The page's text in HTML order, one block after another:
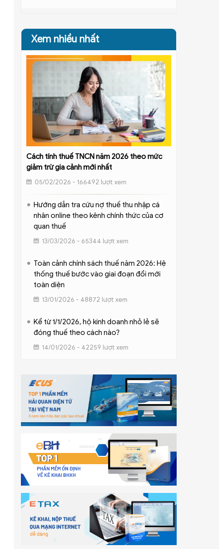
Xem nhiều nhất
Cách tính thuế TNCN năm 2026 theo mức
giảm trừ gia cảnh mới nhất
05/02/2026 - 166492 lượt xem
Hướng dẫn tra cứu nợ thuế thu nhập cá
nhân online theo kênh chính thức của cơ
quan thuế
13/03/2026 - 65344 lượt xem
Toàn cảnh chính sách thuế năm 2026: Hệ
thống thuế bước vào giai đoạn đổi mới
toàn diện
13/01/2026 - 48872 lượt xem
Kể từ 1/1/2026, hộ kinh doanh nhỏ lẻ sẽ
đóng thuế theo cách nào?
14/01/2026 - 42259 lượt xem